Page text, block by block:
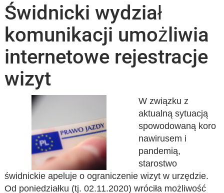
Świdnicki wydział
komunikacji umożliwia
internetowe rejestracje
wizyt
W związku z
aktualną sytuacją
spowodowaną koro
nawirusem i
pandemią,
starostwo
świdnickie apeluje o ograniczenie wizyt w urzędzie.
Od poniedziałku (tj. 02.11.2020) wróciła możliwość